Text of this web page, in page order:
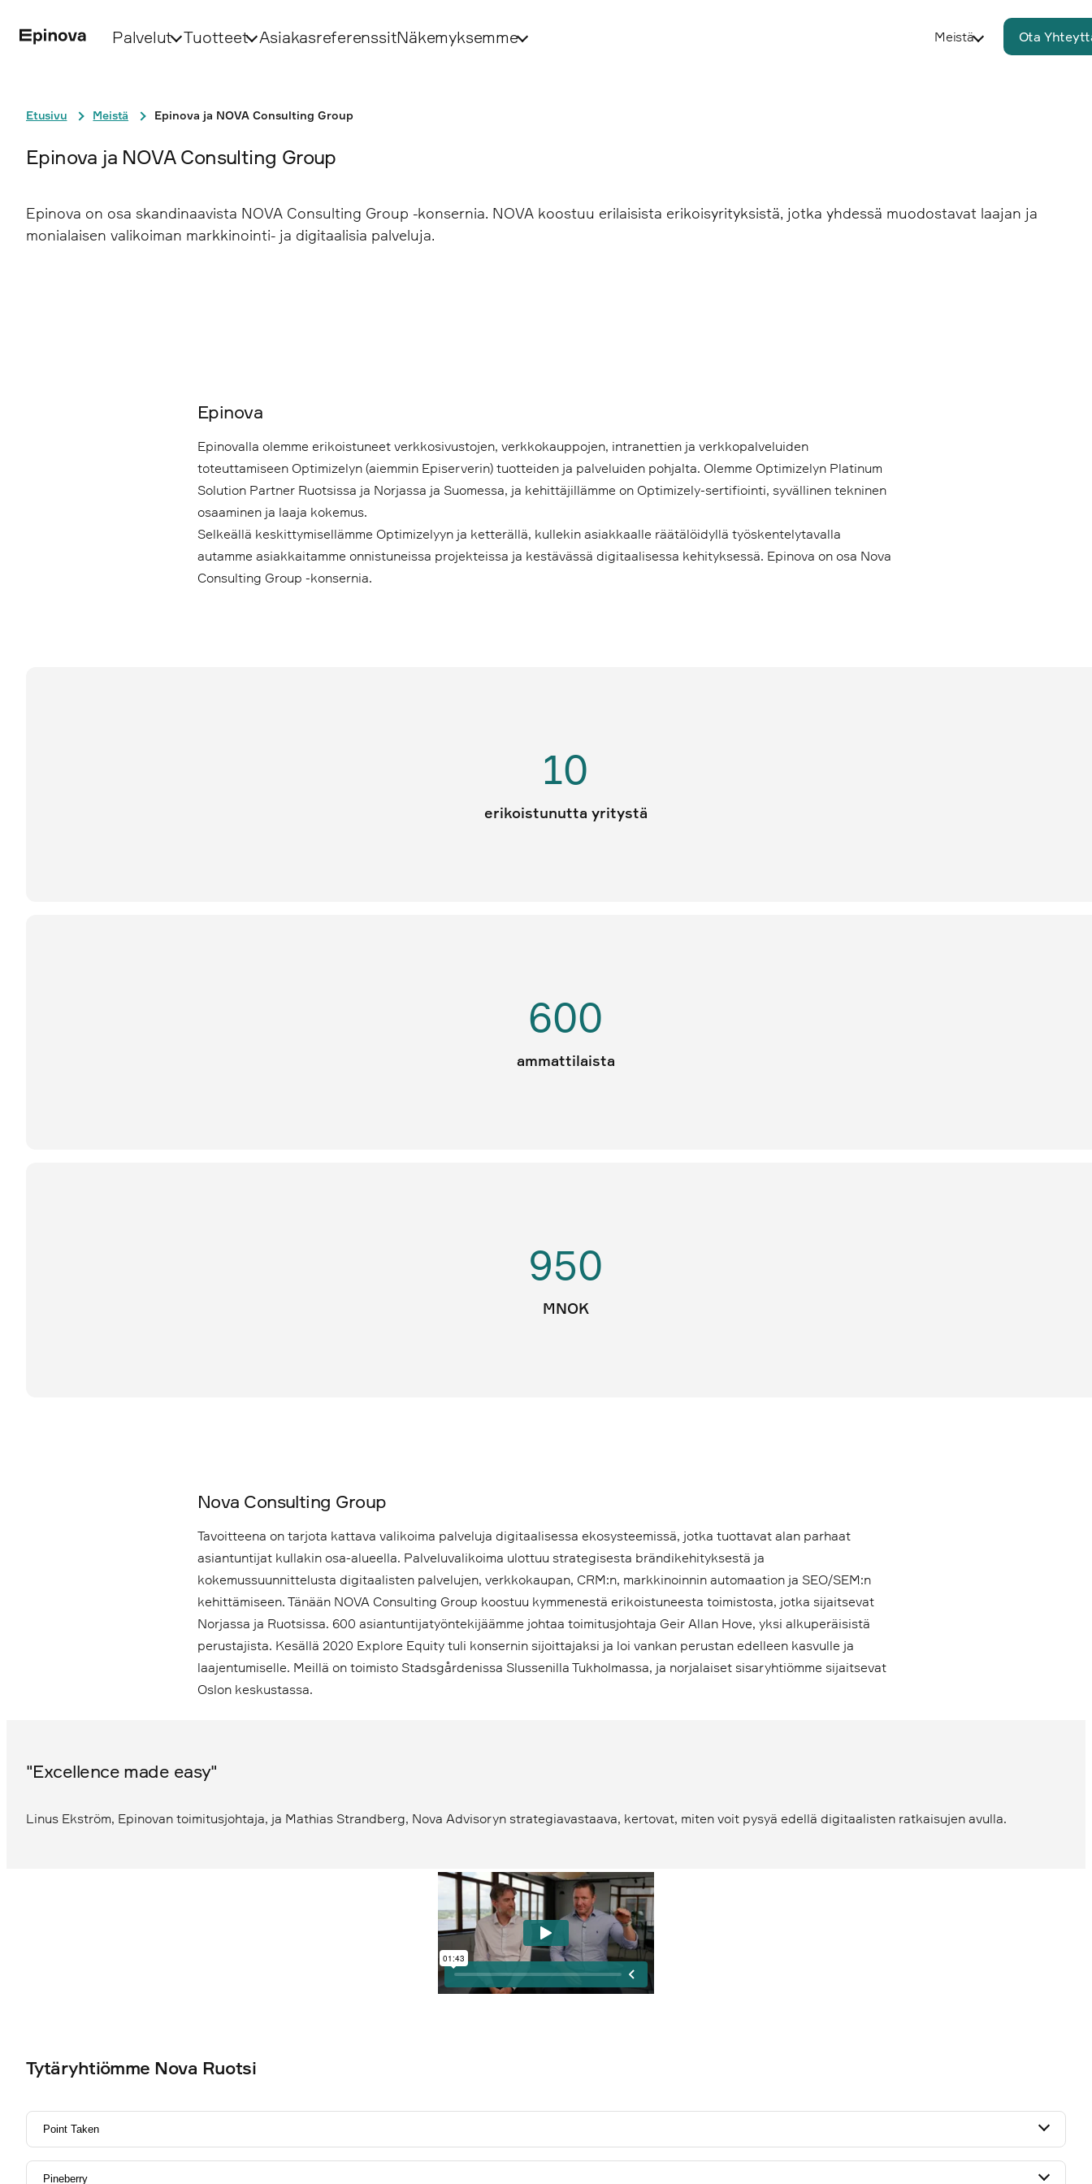
Palvelut Tuotteet AsiakasreferenssitNäkemyksemme Meistä Ota
Etusivu Meistä Epinova ja NOVA Consulting Group
Epinova ja NOVA Consulting Group
Epinova on osa skandinaavista NOVA Consulting Group -konsernia. NOVA koostuu erilaisista erikoisyrityksistä, jotka yhdessä muodostavat laajan ja
monialaisen valikoiman markkinointi- ja digitaalisia palveluja.
Epinova
Epinovalla olemme erikoistuneet verkkosivustojen, verkkokauppojen, intranettien ja verkkopalveluiden
toteuttamiseen Optimizelyn (aiemmin Episerverin) tuotteiden ja palveluiden pohjalta. Olemme Optimizelyn Platinum
Solution Partner Ruotsissa ja Norjassa ja Suomessa, ja kehittäjillämme on Optimizely-sertifiointi, syvällinen tekninen
osaaminen ja laaja kokemus.
Selkeällä keskittymisellämme Optimizelyyn ja ketterällä, kullekin asiakkaalle räätälöidyllä työskentelytavalla
autamme asiakkaitamme onnistuneissa projekteissa ja kestävässä digitaalisessa kehityksessä. Epinova on osa Nova
Consulting Group -konsernia.
10
erikoistunutta yritystä
600
ammattilaista
950
MNOK
Nova Consulting Group
Tavoitteena on tarjota kattava valikoima palveluja digitaalisessa ekosysteemissä, jotka tuottavat alan parhaat
asiantuntijat kullakin osa-alueella. Palveluvalikoima ulottuu strategisesta brändikehityksestä ja
kokemussuunnittelusta digitaalisten palvelujen, verkkokaupan, CRM:n, markkinoinnin automaation ja SEO/SEM:n
kehittämiseen. Tänään NOVA Consulting Group koostuu kymmenestä erikoistuneesta toimistosta, jotka sijaitsevat
Norjassa ja Ruotsissa. 600 asiantuntijatyöntekijäämme johtaa toimitusjohtaja Geir Allan Hove, yksi alkuperäisistä
perustajista. Kesällä 2020 Explore Equity tuli konsernin sijoittajaksi ja loi vankan perustan edelleen kasvulle ja
laajentumiselle. Meillä on toimisto Stadsgårdenissa Slussenilla Tukholmassa, ja norjalaiset sisaryhtiömme sijaitsevat
Oslon keskustassa.
"Excellence made easy"
Linus Ekström, Epinovan toimitusjohtaja, ja Mathias Strandberg, Nova Advisoryn strategiavastaava, kertovat, miten voit pysyä edellä digitaalisten ratkaisujen avulla.
Tytäryhtiömme Nova Ruotsi
Point Taken
Pineberry